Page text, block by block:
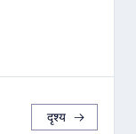
दृश्य